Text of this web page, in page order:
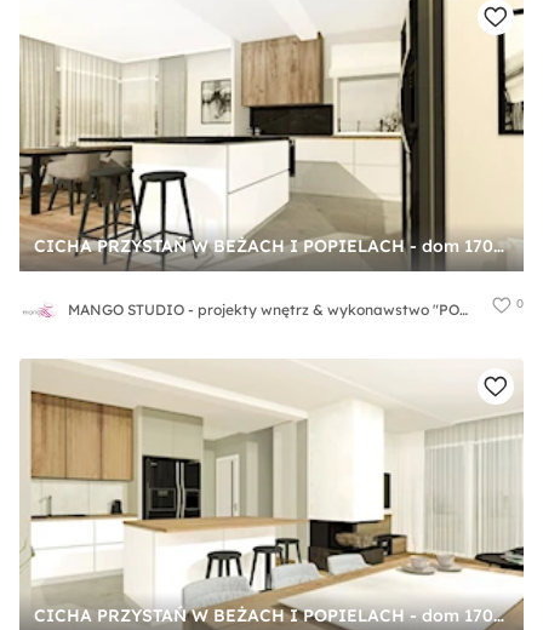
CICHA PRZYSTAŃ W BEŻACH I POPIELACH - dom 170m2 - Kuchnia, styl nowoczesny - zdjęcie od MANGO STUDIO - projekty wnętrz & wykonawstwo "POD KLUCZ" - ZASTĘPSTWO INWESTORSKIE - projekty wnętrz HoReCa - konsultacje
MANGO STUDIO - projekty wnętrz & wykonawstwo "POD KLUCZ" - ZASTĘPSTWO INWESTORSKIE - projekty wnętrz HoReCa - konsultacje 0
CICHA PRZYSTAŃ W BEŻACH I POPIELACH - dom 170m2 - Średnia otwarta beżowa biała z zabudowaną lodówką z lodówką wolnostojącą z nablatowym zlewozmywakiem kuchnia jednorzędowa z wyspą lub półwyspem, styl nowoczesny - zdjęcie od MANGO STUDIO - projekty wnętrz & wykonawstwo "POD KLUCZ" - ZASTĘPSTWO INWESTORSKIE - projekty wnętrz HoReCa - konsultacje